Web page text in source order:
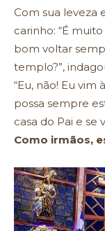
Com sua leveza
carinho: “É
bom voltar
templo?”,
“Eu, não! Eu vim
possa sempre
casa do Pai e se
Como irmãos,